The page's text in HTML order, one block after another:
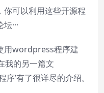
你可以利用这些开源程
···
用wordpress程序建
我的另一篇文
序’有了很详尽的介绍。